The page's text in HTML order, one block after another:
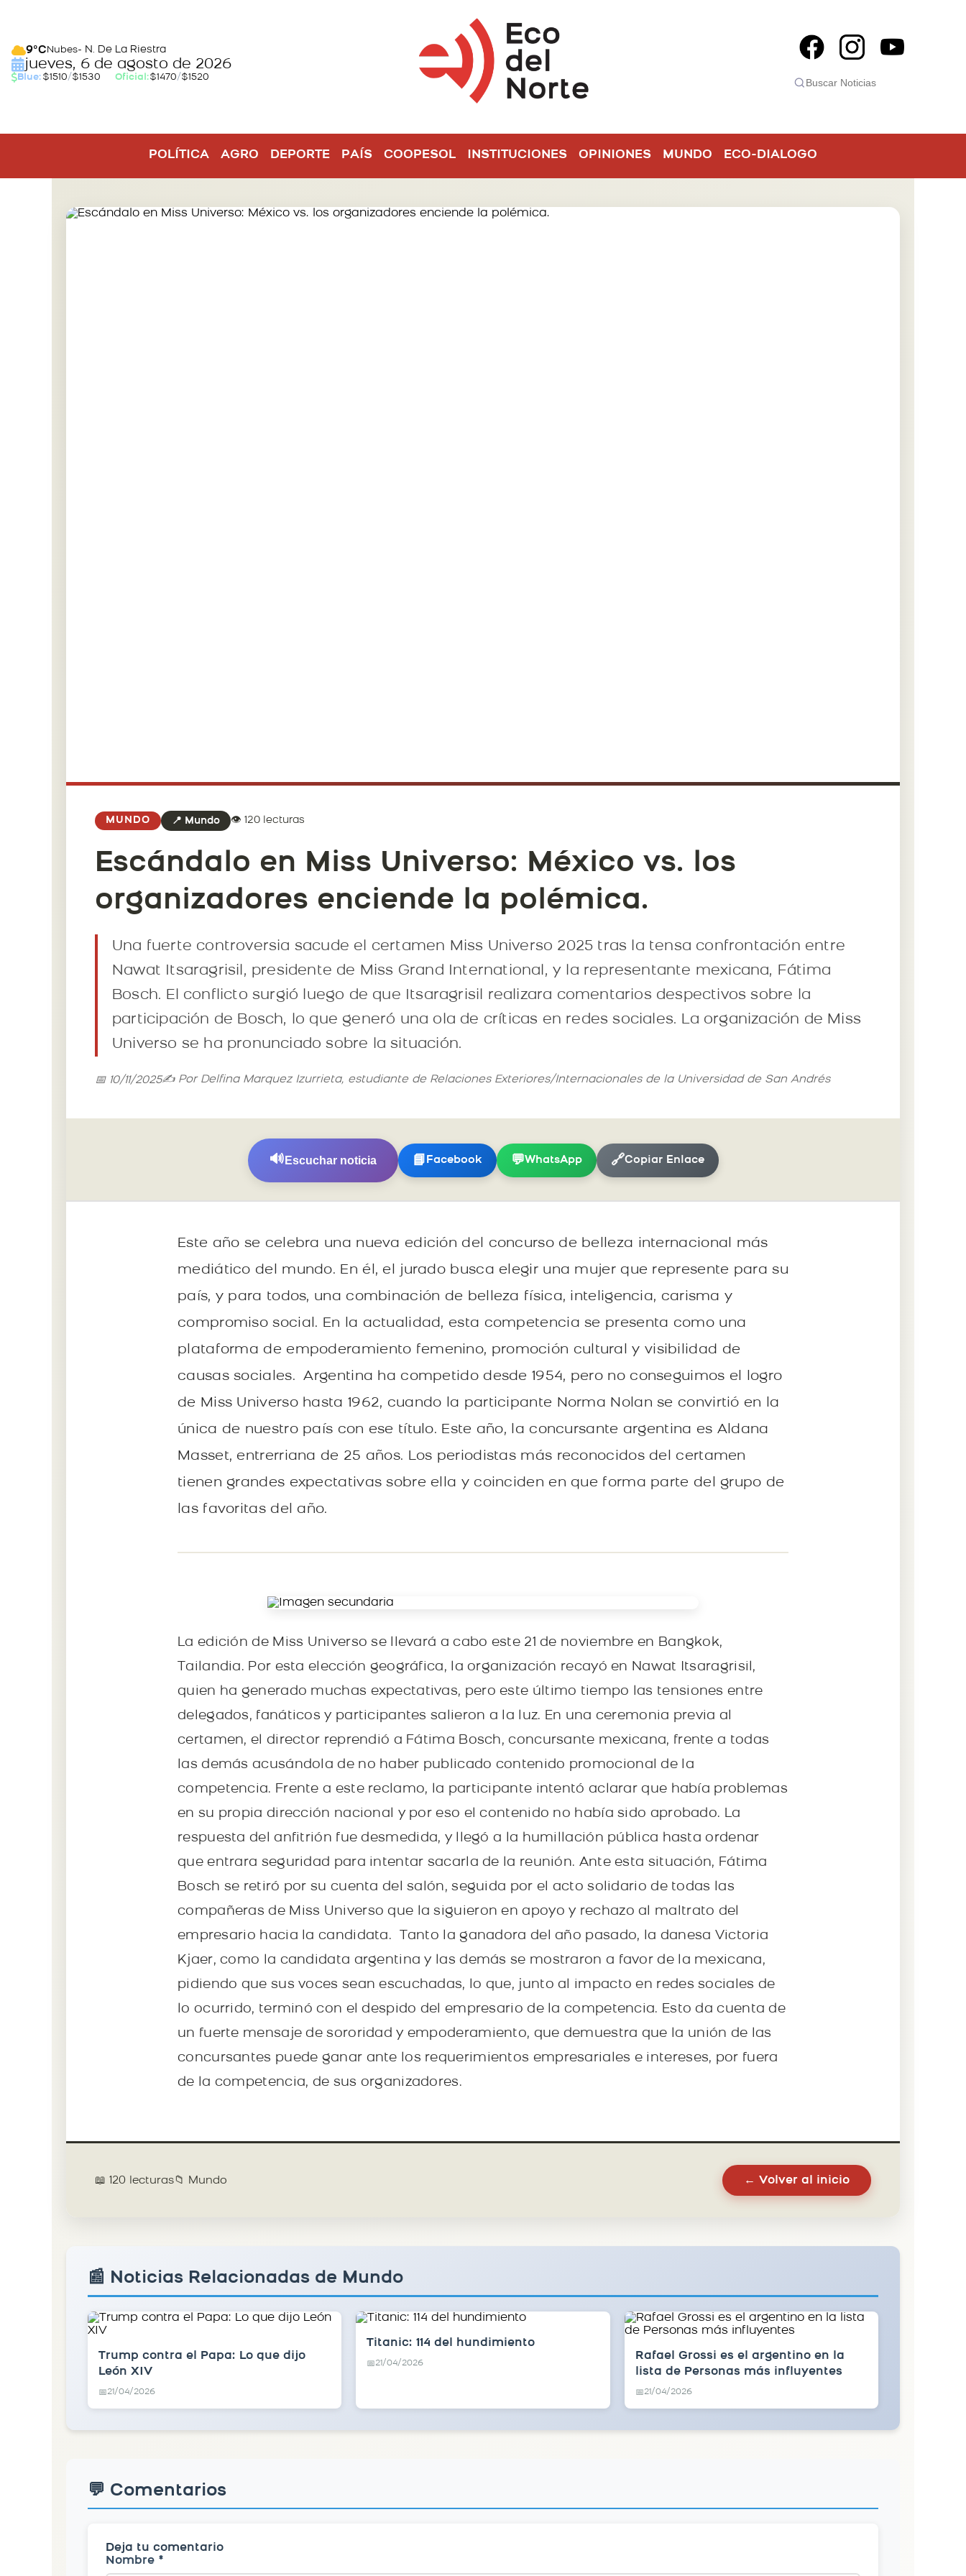
9°C Nubes- N. De La Riestra
jueves, 6 de agosto de 2026
Blue: $1510/$1530 Oficial:$1470/$1520
POLÍTICA AGRO DEPORTE PAÍS COOPESOL INSTITUCIONES OPINIONES MUNDO ECO-DIALOGO
MUNDO 📍 Mundo 👁️ 120 lecturas
Escándalo en Miss Universo: México vs. los
organizadores enciende la polémica.
Una fuerte controversia sacude el certamen Miss Universo 2025 tras la tensa confrontación entre
Nawat Itsaragrisil, presidente de Miss Grand International, y la representante mexicana, Fátima
Bosch. El conflicto surgió luego de que Itsaragrisil realizara comentarios despectivos sobre la
participación de Bosch, lo que generó una ola de críticas en redes sociales. La organización de Miss
Universo se ha pronunciado sobre la situación.
📅 10/11/2025✍️ Por Delfina Marquez Izurrieta, estudiante de Relaciones Exteriores/Internacionales de la Universidad de San Andrés
🔊 Escuchar noticia 📘 Facebook 💬WhatsApp 🔗Copiar Enlace
Este año se celebra una nueva edición del concurso de belleza internacional más
mediático del mundo. En él, el jurado busca elegir una mujer que represente para su
país, y para todos, una combinación de belleza física, inteligencia, carisma y
compromiso social. En la actualidad, esta competencia se presenta como una
plataforma de empoderamiento femenino, promoción cultural y visibilidad de
causas sociales. Argentina ha competido desde 1954, pero no conseguimos el logro
de Miss Universo hasta 1962, cuando la participante Norma Nolan se convirtió en la
única de nuestro país con ese título. Este año, la concursante argentina es Aldana
Masset, entrerriana de 25 años. Los periodistas más reconocidos del certamen
tienen grandes expectativas sobre ella y coinciden en que forma parte del grupo de
las favoritas del año.
La edición de Miss Universo se llevará a cabo este 21 de noviembre en Bangkok,
Tailandia. Por esta elección geográfica, la organización recayó en Nawat Itsaragrisil,
quien ha generado muchas expectativas, pero este último tiempo las tensiones entre
delegados, fanáticos y participantes salieron a la luz. En una ceremonia previa al
certamen, el director reprendió a Fátima Bosch, concursante mexicana, frente a todas
las demás acusándola de no haber publicado contenido promocional de la
competencia. Frente a este reclamo, la participante intentó aclarar que había problemas
en su propia dirección nacional y por eso el contenido no había sido aprobado. La
respuesta del anfitrión fue desmedida, y llegó a la humillación pública hasta ordenar
que entrara seguridad para intentar sacarla de la reunión. Ante esta situación, Fátima
Bosch se retiró por su cuenta del salón, seguida por el acto solidario de todas las
compañeras de Miss Universo que la siguieron en apoyo y rechazo al maltrato del
empresario hacia la candidata. Tanto la ganadora del año pasado, la danesa Victoria
Kjaer, como la candidata argentina y las demás se mostraron a favor de la mexicana,
pidiendo que sus voces sean escuchadas, lo que, junto al impacto en redes sociales de
lo ocurrido, terminó con el despido del empresario de la competencia. Esto da cuenta de
un fuerte mensaje de sororidad y empoderamiento, que demuestra que la unión de las
concursantes puede ganar ante los requerimientos empresariales e intereses, por fuera
de la competencia, de sus organizadores.
📖 120 lecturas📁 Mundo ← Volver al inicio
📰 Noticias Relacionadas de Mundo
Trump contra el Papa: Lo que dijo
León XIV
📅21/04/2026
Titanic: 114 del hundimiento
📅21/04/2026
Rafael Grossi es el argentino en la
lista de Personas más influyentes
📅21/04/2026
💬 Comentarios
Deja tu comentario
Nombre *